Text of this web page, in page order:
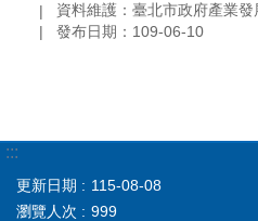
資料維護：臺北市政府產業發
發布日期：109-06-10
:::
更新日期
115-08-08
瀏覽人次
999